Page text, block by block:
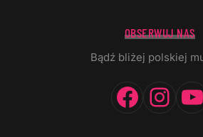
OBSERWUJ NAS
Bądź bliżej polskiej